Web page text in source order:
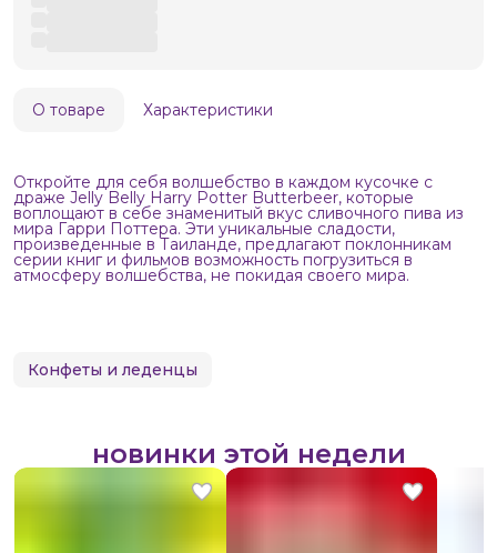
О товаре Характеристики
Откройте для себя волшебство в каждом кусочке с
драже Jelly Belly Harry Potter Butterbeer, которые
воплощают в себе знаменитый вкус сливочного пива из
мира Гарри Поттера. Эти уникальные сладости,
произведенные в Таиланде, предлагают поклонникам
серии книг и фильмов возможность погрузиться в
атмосферу волшебства, не покидая своего мира.
Конфеты и леденцы
новинки этой недели